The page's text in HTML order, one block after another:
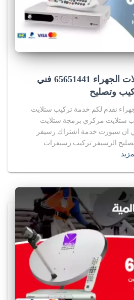
فني ستلايت اسطبلات الجهراء 65651441 فني
وتصليح
نقدم لكم خدمة تركيب ستلايت
ستلايت مركزي برمجة ستلايت
ان سبورت خدمة اشتراك رسيفر
الرسيفر تركيب رسيفرات